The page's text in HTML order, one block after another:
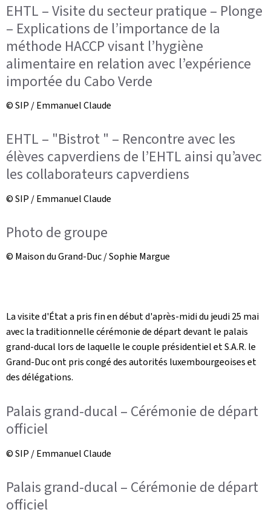
EHTL – Visite du secteur pratique – Plonge
– Explications de l’importance de la
méthode HACCP visant l’hygiène
alimentaire en relation avec l’expérience
importée du Cabo Verde
© SIP / Emmanuel Claude
EHTL – "Bistrot " – Rencontre avec les
élèves capverdiens de l’EHTL ainsi qu’avec
les collaborateurs capverdiens
© SIP / Emmanuel Claude
Photo de groupe
© Maison du Grand-Duc / Sophie Margue
La visite d'État a pris fin en début d'après-midi du jeudi 25 mai
avec la traditionnelle cérémonie de départ devant le palais
grand-ducal lors de laquelle le couple présidentiel et S.A.R. le
Grand-Duc ont pris congé des autorités luxembourgeoises et
des délégations.
Palais grand-ducal – Cérémonie de départ
officiel
© SIP / Emmanuel Claude
Palais grand-ducal – Cérémonie de départ
officiel